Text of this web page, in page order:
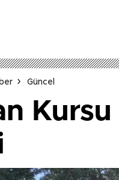
Güncel